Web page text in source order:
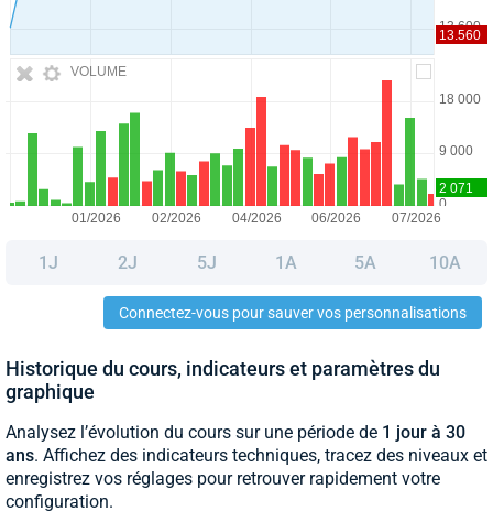
VOLUME
1J 2J 5J 1A 5A 10A
Connectez-vous pour sauver vos personnalisations
Historique du cours, indicateurs et paramètres du
graphique
Analysez l’évolution du cours sur une période de 1 jour à 30
ans. Affichez des indicateurs techniques, tracez des niveaux et
enregistrez vos réglages pour retrouver rapidement votre
configuration.